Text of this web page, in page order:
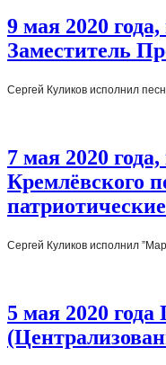
9 мая 2020
Заместитель
Сергей Куликов исполнил
7 мая 2020
Кремлёвского
Сергей Куликов исполнил
5 мая 2020